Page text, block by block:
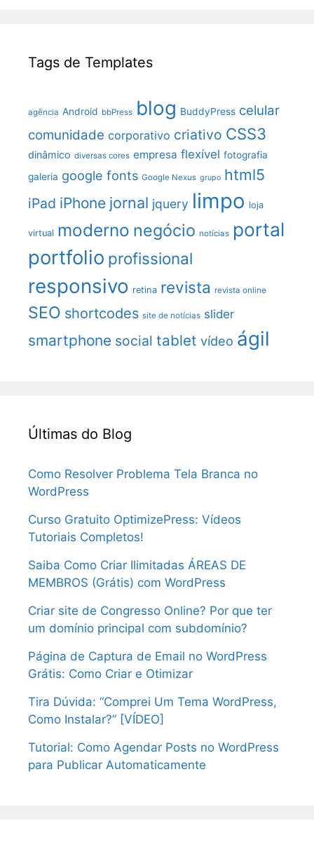
Tags de Templates
agência Android bbPress blog BuddyPress celular
comunidade corporativo criativo CSS3
dinâmico diversas cores empresa flexível fotografia
galeria google fonts Google Nexus grupo html5
iPad iPhone jornal jquery limpo loja
virtual moderno negócio notícias portal
portfolio profissional
responsivo retina revista revista online
SEO shortcodes site de notícias slider
smartphone social tablet vídeo ágil
Últimas do Blog
Como Resolver Problema Tela Branca no
WordPress
Curso Gratuito OptimizePress: Vídeos
Tutoriais Completos!
Saiba Como Criar Ilimitadas ÁREAS DE
MEMBROS (Grátis) com WordPress
Criar site de Congresso Online? Por que ter
um domínio principal com subdomínio?
Página de Captura de Email no WordPress
Grátis: Como Criar e Otimizar
Tira Dúvida: “Comprei Um Tema WordPress,
Como Instalar?” [VÍDEO]
Tutorial: Como Agendar Posts no WordPress
para Publicar Automaticamente